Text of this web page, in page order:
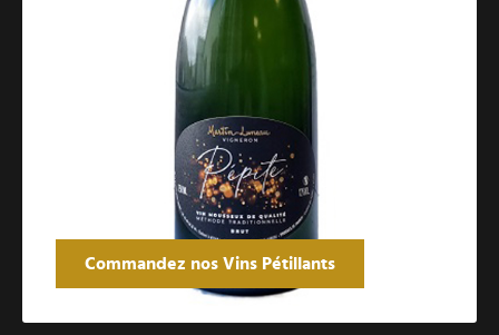
Commandez nos Vins Pétillants